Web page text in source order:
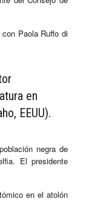
Paola Ruffo di
en
EEUU).
negra de
El presidente
en el atolón